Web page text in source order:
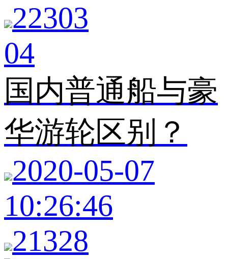
22303
04
国内普通船与豪
华游轮区别？
2020-05-07
10:26:46
21328